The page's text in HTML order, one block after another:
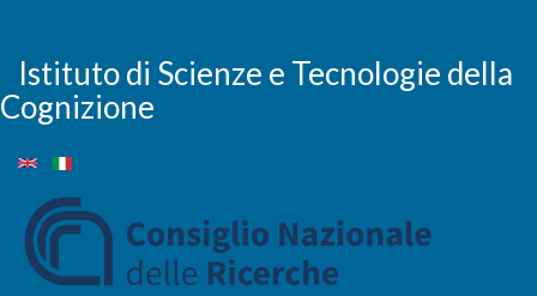
main
content
Istituto di Scienze e Tecnologie della
Cognizione